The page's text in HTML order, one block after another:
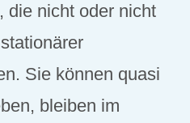
die nicht oder nicht
Sie können quasi
bleiben im